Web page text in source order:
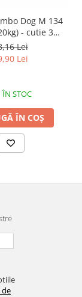
Dog M 134
- cutie 3
Lei
Lei
ÎN STOC
ÎN COȘ
de